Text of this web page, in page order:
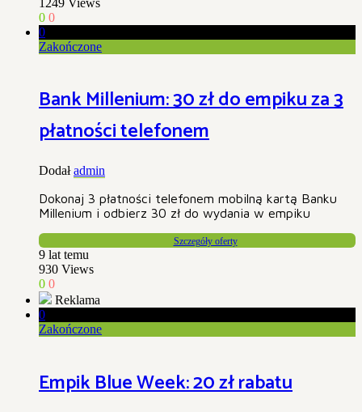
0 0
0
Zakończone
Bank Millenium: 30 zł do empiku za 3
płatności telefonem
Dodaładmin
Dokonaj 3 płatności telefonem mobilną kartą Banku
Millenium i odbierz 30 zł do wydania w empiku
Szczegóły oferty
9 lat temu
930 Views
0 0
Reklama
0
Zakończone
Empik Blue Week: 20 zł rabatu